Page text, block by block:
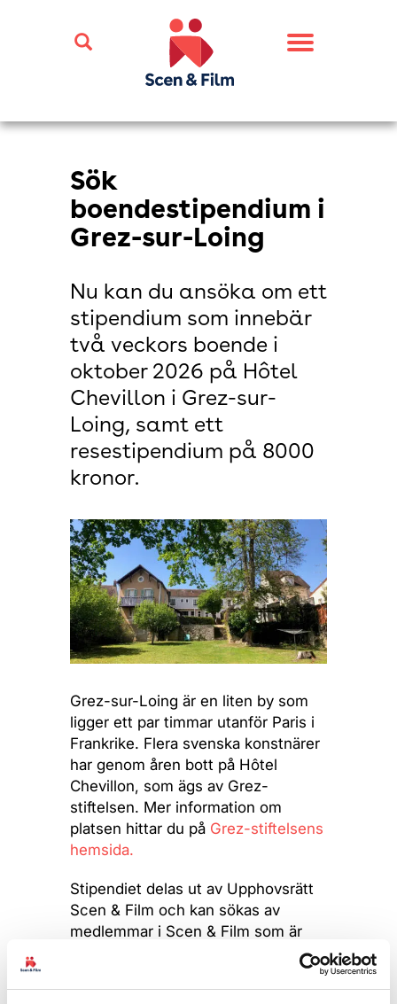
Toggle
Sök
boendestipendium i
Grez-sur-Loing
Nu kan du ansöka om ett
stipendium som innebär
två veckors boende i
oktober 2026 på Hôtel
Chevillon i Grez-sur-
Loing, samt ett
resestipendium på 8000
kronor.
Grez-sur-Loing är en liten by som
ligger ett par timmar utanför Paris i
Frankrike. Flera svenska konstnärer
har genom åren bott på Hôtel
Chevillon, som ägs av Grez-
stiftelsen. Mer information om
platsen hittar du på Grez-stiftelsens
hemsida.
Stipendiet delas ut av Upphovsrätt
Scen & Film och kan sökas av
medlemmar i Scen & Film som är
Under oktober erbjuds en